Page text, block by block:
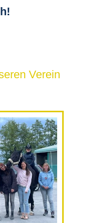
Verein